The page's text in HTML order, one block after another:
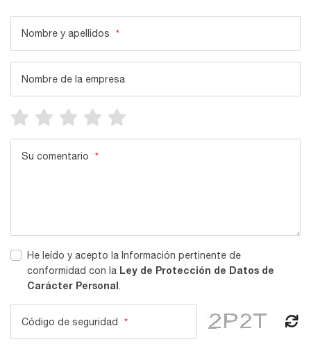
Nombre y apellidos *
Nombre de la empresa
Su comentario *
He leído y acepto la Información pertinente de
conformidad con la Ley de Protección de Datos de
Carácter Personal.
Código de seguridad *